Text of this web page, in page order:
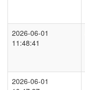
2026-06-01
11:48:41
2026-06-01